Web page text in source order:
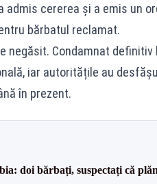
admis cererea și a emis un
bărbatul reclamat.
negăsit. Condamnat
iar autoritățile au
în prezent.
doi bărbați, suspectați că